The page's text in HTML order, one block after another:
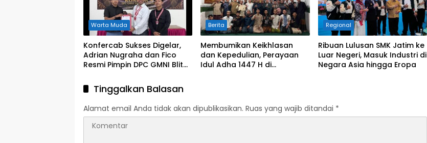
Warta Muda
Konfercab Sukses Digelar,
Adrian Nugraha dan Fico
Resmi Pimpin DPC GMNI Blitar
Berita
Membumikan Keikhlasan
dan Kepedulian, Perayaan
Idul Adha 1447 H di
Regional
Ribuan Lulusan SMK Jatim ke
Luar Negeri, Masuk Industri di
Negara Asia hingga Eropa
Tinggalkan Balasan
Alamat email Anda tidak akan dipublikasikan. Ruas yang wajib ditandai *